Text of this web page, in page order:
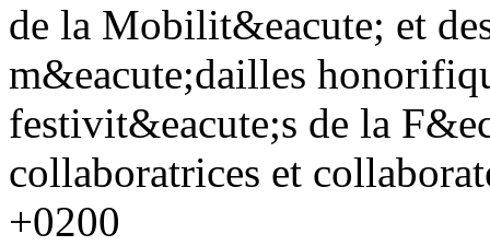
de la Mobilit&eacute; et
m&eacute;dailles
festivit&eacute;s de la
collaboratrices et
+0200